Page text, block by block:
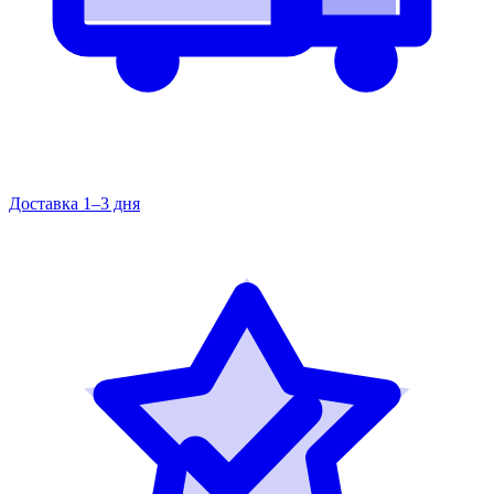
Доставка 1–3 дня